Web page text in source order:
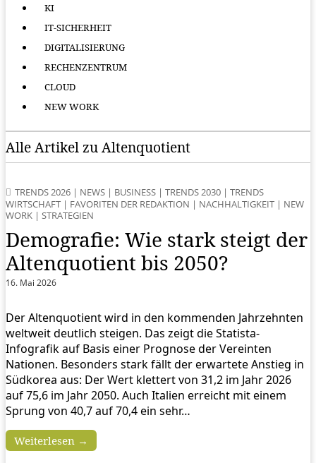
KI
IT-SICHERHEIT
DIGITALISIERUNG
RECHENZENTRUM
CLOUD
NEW WORK
Alle Artikel zu Altenquotient
TRENDS 2026 | NEWS | BUSINESS | TRENDS 2030 | TRENDS
WIRTSCHAFT | FAVORITEN DER REDAKTION | NACHHALTIGKEIT | NEW
WORK | STRATEGIEN
Demografie: Wie stark steigt der
Altenquotient bis 2050?
16. Mai 2026
Der Altenquotient wird in den kommenden Jahrzehnten
weltweit deutlich steigen. Das zeigt die Statista-
Infografik auf Basis einer Prognose der Vereinten
Nationen. Besonders stark fällt der erwartete Anstieg in
Südkorea aus: Der Wert klettert von 31,2 im Jahr 2026
auf 75,6 im Jahr 2050. Auch Italien erreicht mit einem
Sprung von 40,7 auf 70,4 ein sehr…
Weiterlesen →